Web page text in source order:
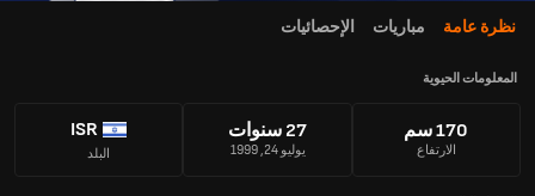
نظرة عامة مباريات الإحصائيات
المعلومات الحيوية
170 سم
الارتفاع
27 سنوات
يوليو 24, 1999
ISR
البلد